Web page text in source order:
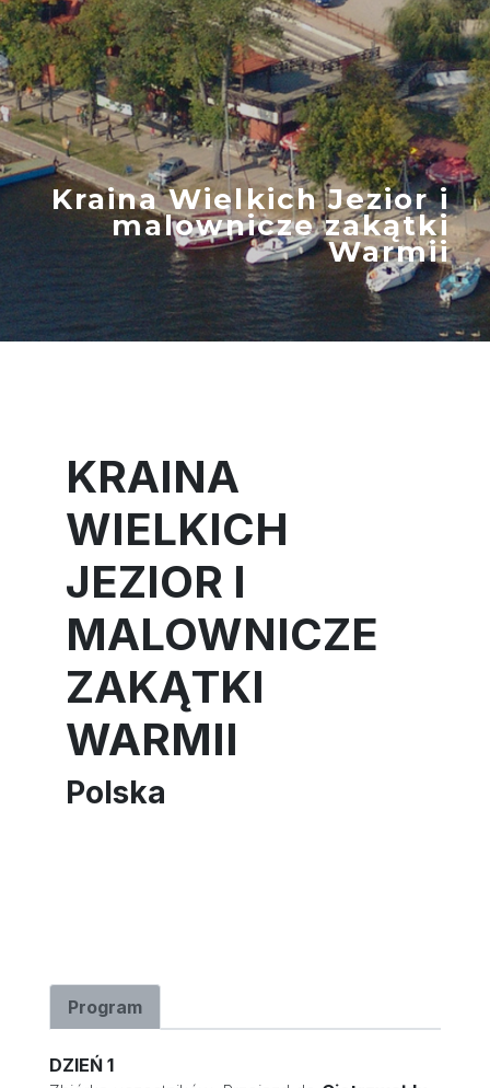
Kraina Wielkich Jezior i
malownicze zakątki
Warmii
KRAINA
WIELKICH
JEZIOR I
MALOWNICZE
ZAKĄTKI
WARMII
Polska
Program
DZIEŃ 1